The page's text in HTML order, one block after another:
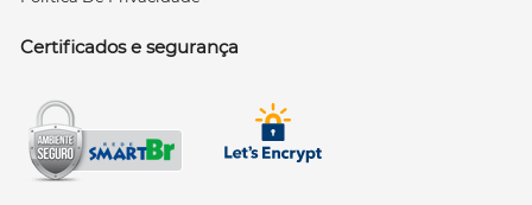
Certificados e segurança